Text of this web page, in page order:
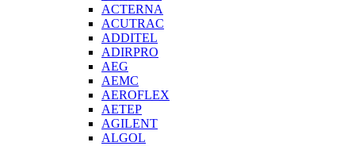
ACTERNA
ACUTRAC
ADDITEL
ADIRPRO
AEG
AEMC
AEROFLEX
AETEP
AGILENT
ALGOL